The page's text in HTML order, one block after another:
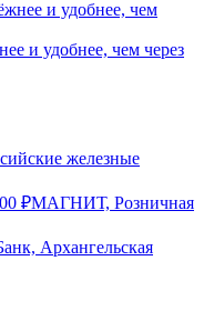
и удобнее, чем через
железные
₽МАГНИТ, Розничная
Архангельская